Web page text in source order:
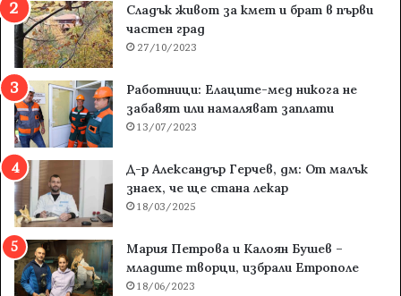
Сладък живот за кмет и брат в първи
частен град
27/10/2023
Работници: Елаците-мед никога не
забавят или намаляват заплати
13/07/2023
Д-р Александър Герчев, дм: От малък
знаех, че ще стана лекар
18/03/2025
Мария Петрова и Калоян Бушев –
младите творци, избрали Етрополе
18/06/2023